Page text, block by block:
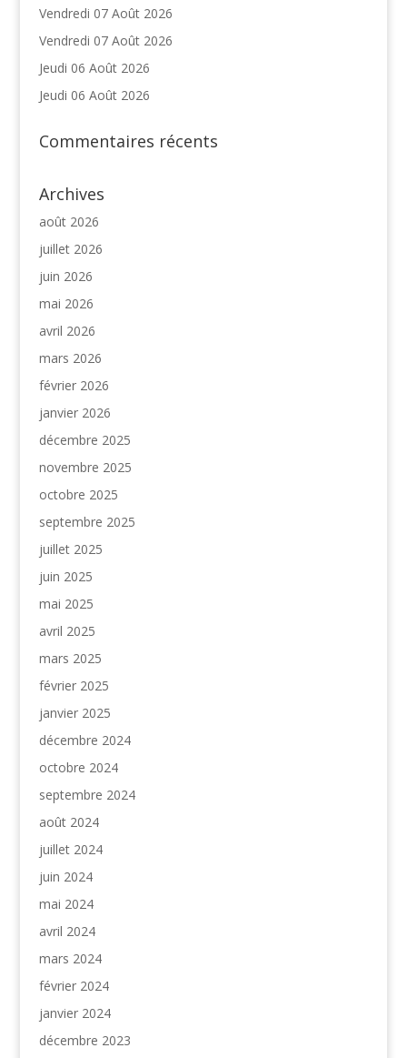
Vendredi 07 Août 2026
Vendredi 07 Août 2026
Jeudi 06 Août 2026
Jeudi 06 Août 2026
Commentaires récents
Archives
août 2026
juillet 2026
juin 2026
mai 2026
avril 2026
mars 2026
février 2026
janvier 2026
décembre 2025
novembre 2025
octobre 2025
septembre 2025
juillet 2025
juin 2025
mai 2025
avril 2025
mars 2025
février 2025
janvier 2025
décembre 2024
octobre 2024
septembre 2024
août 2024
juillet 2024
juin 2024
mai 2024
avril 2024
mars 2024
février 2024
janvier 2024
décembre 2023